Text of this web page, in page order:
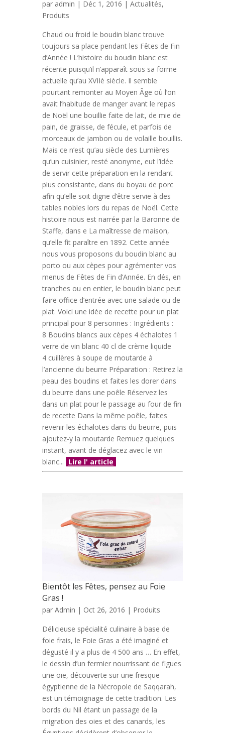
par admin | Déc 1, 2016 | Actualités,
Produits
Chaud ou froid le boudin blanc trouve
toujours sa place pendant les Fêtes de Fin
d’Année ! L’histoire du boudin blanc est
récente puisqu’il n’apparaît sous sa forme
actuelle qu’au XVIIè siècle. Il semble
pourtant remonter au Moyen Âge où l’on
avait l’habitude de manger avant le repas
de Noël une bouillie faite de lait, de mie de
pain, de graisse, de fécule, et parfois de
morceaux de jambon ou de volaille bouillis.
Mais ce n’est qu’au siècle des Lumières
qu’un cuisinier, resté anonyme, eut l’idée
de servir cette préparation en la rendant
plus consistante, dans du boyau de porc
afin qu’elle soit digne d’être servie à des
tables nobles lors du repas de Noël. Cette
histoire nous est narrée par la Baronne de
Staffe, dans e La maîtresse de maison,
qu’elle fit paraître en 1892. Cette année
nous vous proposons du boudin blanc au
porto ou aux cèpes pour agrémenter vos
menus de Fêtes de Fin d’Année. En dés, en
tranches ou en entier, le boudin blanc peut
faire office d’entrée avec une salade ou de
plat. Voici une idée de recette pour un plat
principal pour 8 personnes : Ingrédients :
8 Boudins blancs aux cèpes 4 échalotes 1
verre de vin blanc 40 cl de crème liquide
4 cuillères à soupe de moutarde à
l’ancienne du beurre Préparation : Retirez la
peau des boudins et faites les dorer dans
du beurre dans une poêle Réservez les
dans un plat pour le passage au four de fin
de recette Dans la même poêle, faites
revenir les échalotes dans du beurre, puis
ajoutez-y la moutarde Remuez quelques
instant, avant de déglacez avec le vin
blanc... Lire l' article
Bientôt les Fêtes, pensez au Foie
Gras !
par Admin | Oct 26, 2016 | Produits
Délicieuse spécialité culinaire à base de
foie frais, le Foie Gras a été imaginé et
dégusté il y a plus de 4 500 ans … En effet,
le dessin d’un fermier nourrissant de figues
une oie, découverte sur une fresque
égyptienne de la Nécropole de Saqqarah,
est un témoignage de cette tradition. Les
bords du Nil étant un passage de la
migration des oies et des canards, les